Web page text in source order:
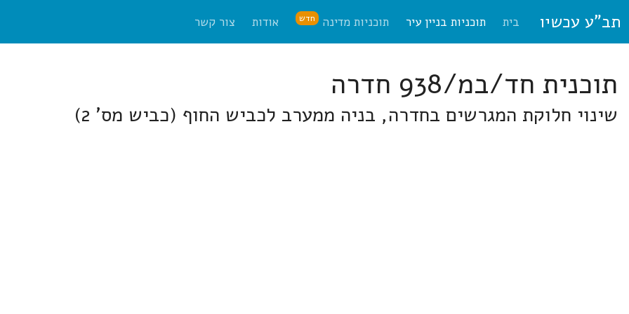
תב"ע עכשיו בית תוכניות בניין עיר תוכניות מדינה חדש אודות צור קשר
תוכנית חד/במ/938 חדרה
שינוי חלוקת המגרשים בחדרה, בניה ממערב לכביש החוף (כביש מס' 2)